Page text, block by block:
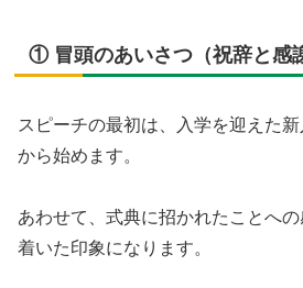
① 冒頭のあいさつ（祝辞と感
スピーチの最初は、入学を迎えた
から始めます。
あわせて、式典に招かれたことへ
着いた印象になります。